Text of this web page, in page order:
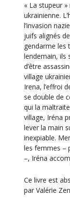
« La stupeur »
ukrainienne.
l’invasion
juifs alignés
gendarme les
lendemain, ils
d’être
village
Irena, l’effroi
se double de
qui la
village, Iréna
lever la main
inexpiable.
les femmes –
–, Iréna
Ce livre est
par Valérie